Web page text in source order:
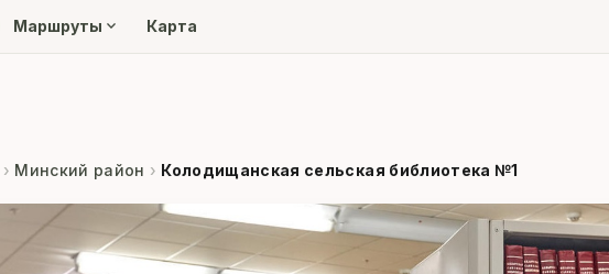
Маршруты expand_more Карта
› Минский район › Колодищанская сельская библиотека №1